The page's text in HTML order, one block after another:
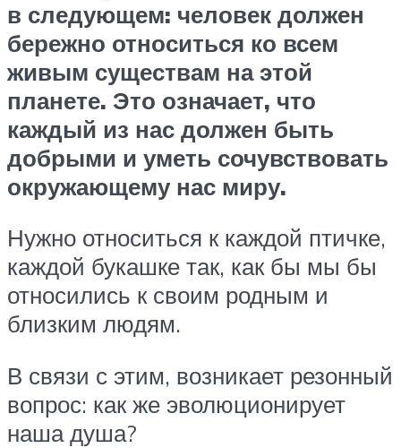
в следующем: человек должен
бережно относиться ко всем
живым существам на этой
планете. Это означает, что
каждый из нас должен быть
добрыми и уметь сочувствовать
окружающему нас миру.
Нужно относиться к каждой птичке,
каждой букашке так, как бы мы бы
относились к своим родным и
близким людям.
В связи с этим, возникает резонный
вопрос: как же эволюционирует
наша душа?